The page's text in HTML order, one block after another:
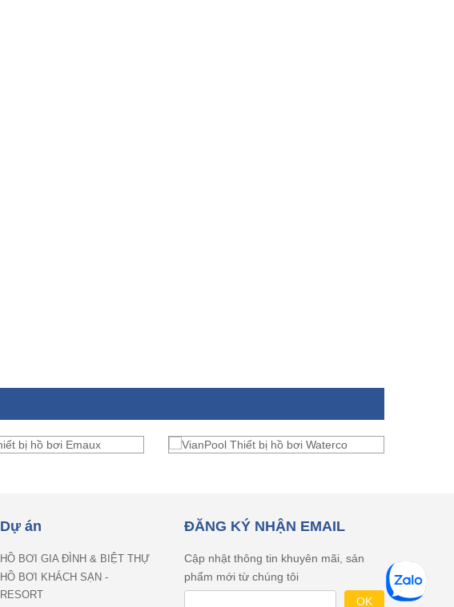
Dự án
HỒ BƠI GIA ĐÌNH & BIỆT THỰ
HỒ BƠI KHÁCH SẠN -
RESORT
ĐĂNG KÝ NHẬN EMAIL
Cập nhật thông tin khuyên mãi, sản
phẩm mới từ chúng tôi